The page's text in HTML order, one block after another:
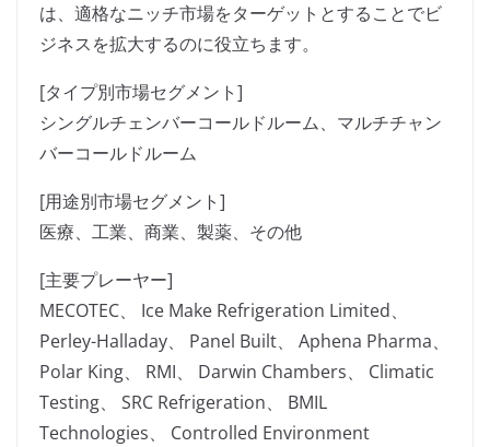
は、適格なニッチ市場をターゲットとすることでビ
ジネスを拡大するのに役立ちます。
[タイプ別市場セグメント]
シングルチェンバーコールドルーム、マルチチャン
バーコールドルーム
[用途別市場セグメント]
医療、工業、商業、製薬、その他
[主要プレーヤー]
MECOTEC、 Ice Make Refrigeration Limited、
Perley-Halladay、 Panel Built、 Aphena Pharma、
Polar King、 RMI、 Darwin Chambers、 Climatic
Testing、 SRC Refrigeration、 BMIL
Technologies、 Controlled Environment